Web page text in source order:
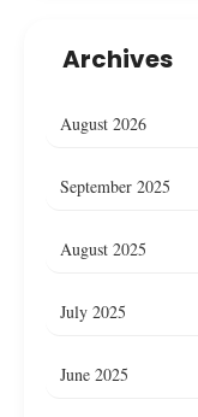
Archives
August 2026
September 2025
August 2025
July 2025
June 2025